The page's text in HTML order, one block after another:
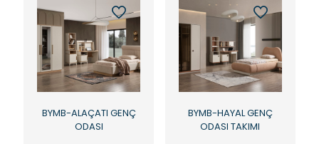
BYMB-ALAÇATI GENÇ
ODASI
BYMB-HAYAL GENÇ
ODASI TAKIMI